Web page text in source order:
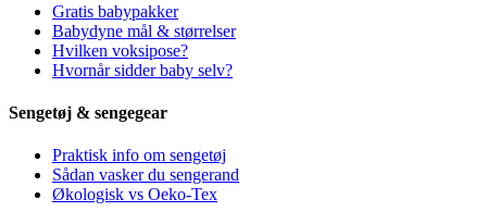
Gratis babypakker
Babydyne mål & størrelser
Hvilken voksipose?
Hvornår sidder baby selv?
Sengetøj & sengegear
Praktisk info om sengetøj
Sådan vasker du sengerand
Økologisk vs Oeko-Tex